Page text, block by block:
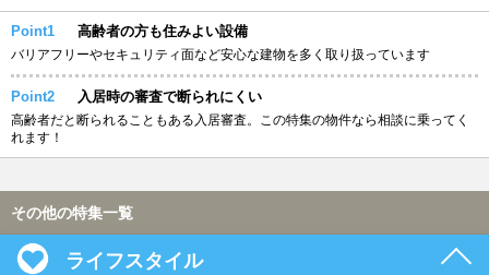
Point1 高齢者の方も住みよい設備
バリアフリーやセキュリティ面など安心な建物を多く取り扱っています
Point2 入居時の審査で断られにくい
高齢者だと断られることもある入居審査。この特集の物件なら相談に乗ってく
れます！
その他の特集一覧
ライフスタイル